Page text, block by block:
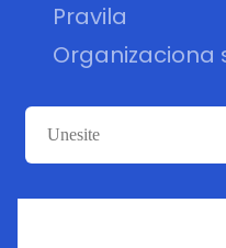
Pravila
Organizaciona